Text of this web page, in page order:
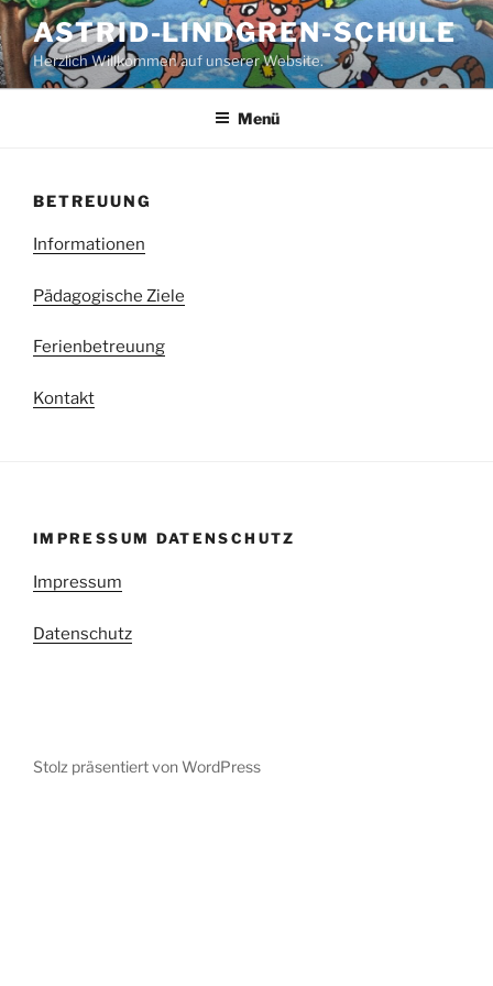
Zum
Inhalt
springen
ASTRID-LINDGREN-SCHULE
Herzlich Willkommen auf unserer Website.
Menü
BETREUUNG
Informationen
Pädagogische Ziele
Ferienbetreuung
Kontakt
IMPRESSUM DATENSCHUTZ
Impressum
Datenschutz
Stolz präsentiert von WordPress